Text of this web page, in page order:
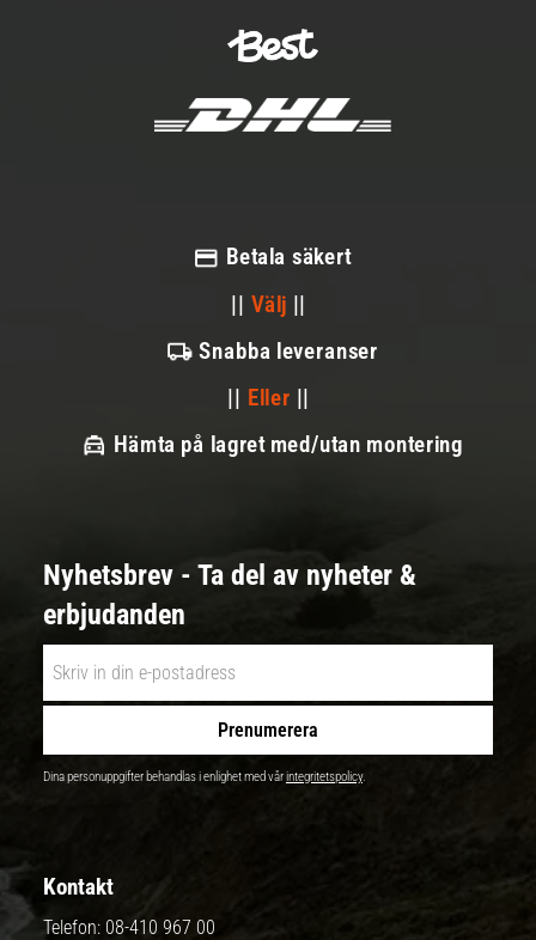
Betala säkert
|| Välj ||
Snabba leveranser
|| Eller ||
Hämta på lagret med/utan montering
Nyhetsbrev - Ta del av nyheter &
erbjudanden
Prenumerera
Dina personuppgifter behandlas i enlighet med vårintegritetspolicy.
Kontakt
Telefon: 08-410 967 00